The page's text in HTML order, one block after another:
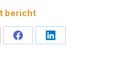
bericht
Deel
Deel